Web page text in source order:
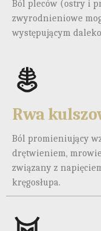
Ból pleców (ostry i
zwyrodnieniowe
występującym
Rwa
Ból promieniujący
drętwieniem,
związany z
kręgosłupa.